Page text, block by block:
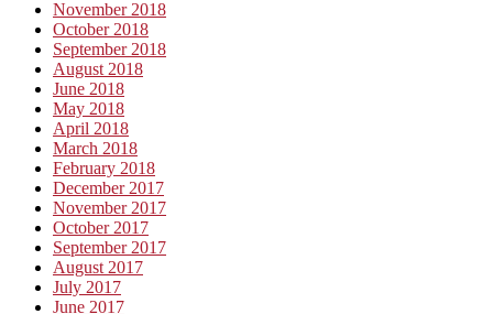
November 2018
October 2018
September 2018
August 2018
June 2018
May 2018
April 2018
March 2018
February 2018
December 2017
November 2017
October 2017
September 2017
August 2017
July 2017
June 2017